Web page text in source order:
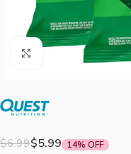
Agrandar imagen
$6.99$5.99 14% OFF